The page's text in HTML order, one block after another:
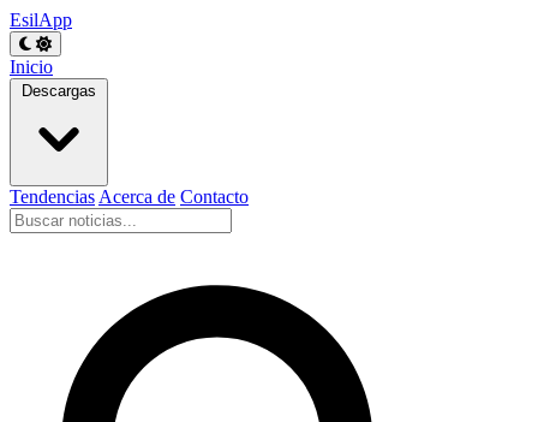
EsilApp
Inicio
Descargas
Tendencias Acerca de Contacto